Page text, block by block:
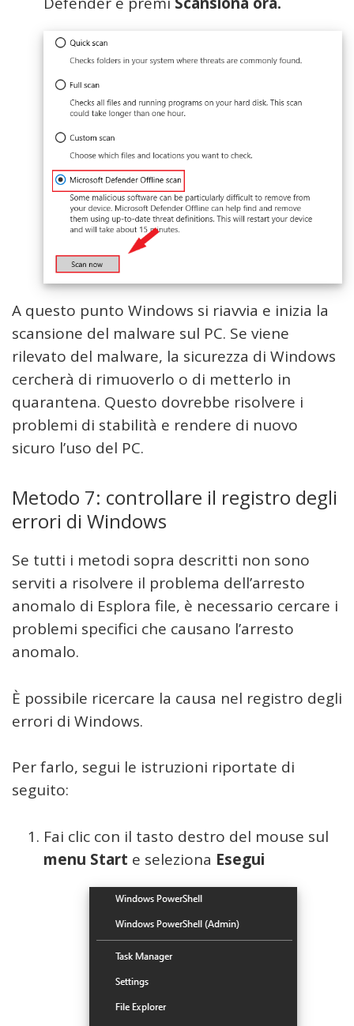
A questo punto Windows si riavvia e inizia la
scansione del malware sul PC. Se viene
rilevato del malware, la sicurezza di Windows
cercherà di rimuoverlo o di metterlo in
quarantena. Questo dovrebbe risolvere i
problemi di stabilità e rendere di nuovo
sicuro l’uso del PC.
Metodo 7: controllare il registro degli
errori di Windows
Se tutti i metodi sopra descritti non sono
serviti a risolvere il problema dell’arresto
anomalo di Esplora file, è necessario cercare i
problemi specifici che causano l’arresto
anomalo.
È possibile ricercare la causa nel registro degli
errori di Windows.
Per farlo, segui le istruzioni riportate di
seguito:
Fai clic con il tasto destro del mouse sul
menu Start e seleziona Esegui